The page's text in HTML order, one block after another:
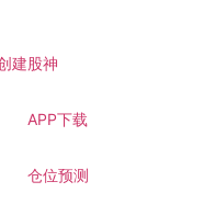
建股神
APP下载
仓位预测